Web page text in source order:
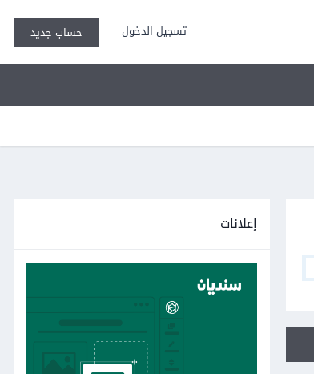
تسجيل الدخول حساب جديد
إعلانات